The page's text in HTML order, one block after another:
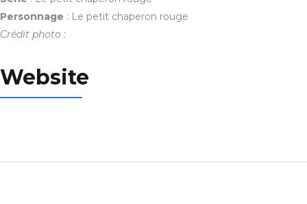
Personnage : Le petit chaperon rouge
Crédit photo :
Website